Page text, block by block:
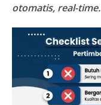
otomatis, real-time.